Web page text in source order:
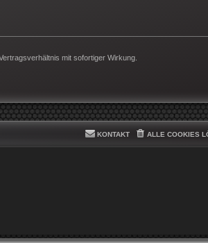
mit sofortiger Wirkung.
ALLE COOKIES
KONTAKT